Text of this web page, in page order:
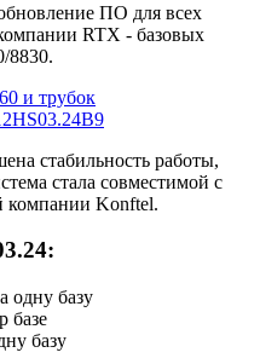
ПО для всех
RTX - базовых
8830.
и трубок
стабильность работы,
стала совместимой с
компании Konftel.
одну базу
базе
базу